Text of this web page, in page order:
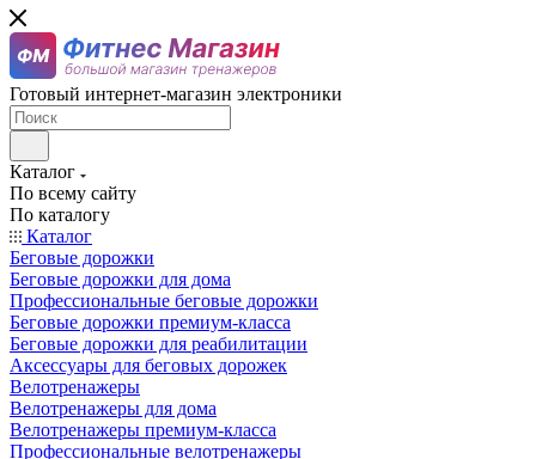
Готовый интернет-магазин электроники
Каталог
По всему сайту
По каталогу
Каталог
Беговые дорожки
Беговые дорожки для дома
Профессиональные беговые дорожки
Беговые дорожки премиум-класса
Беговые дорожки для реабилитации
Аксессуары для беговых дорожек
Велотренажеры
Велотренажеры для дома
Велотренажеры премиум-класса
Профессиональные велотренажеры